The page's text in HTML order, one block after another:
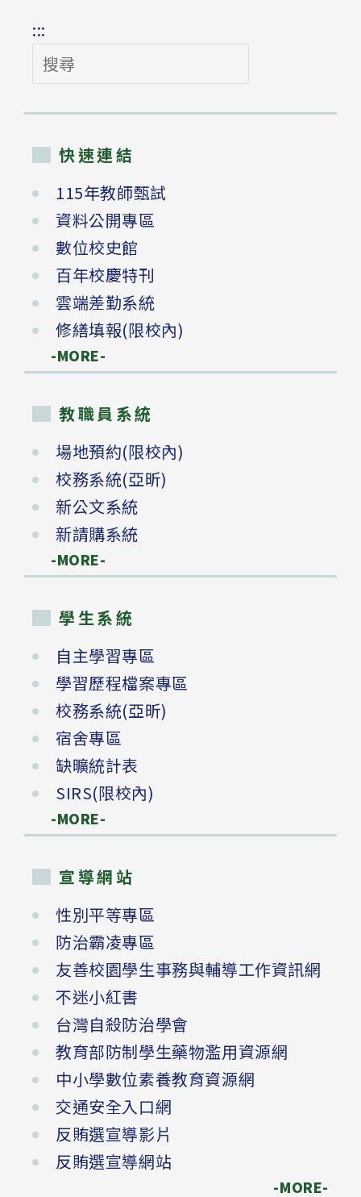
:::
搜
尋
快速連結
115年教師甄試
資料公開專區
數位校史館
百年校慶特刊
雲端差勤系統
修繕填報(限校內)
-MORE-
教職員系統
場地預約(限校內)
校務系統(亞昕)
新公文系統
新請購系統
-MORE-
學生系統
自主學習專區
學習歷程檔案專區
校務系統(亞昕)
宿舍專區
缺曠統計表
SIRS(限校內)
-MORE-
宣導網站
性別平等專區
防治霸凌專區
友善校園學生事務與輔導工作資訊網
不迷小紅書
台灣自殺防治學會
教育部防制學生藥物濫用資源網
中小學數位素養教育資源網
交通安全入口網
反賄選宣導影片
反賄選宣導網站
-MORE-